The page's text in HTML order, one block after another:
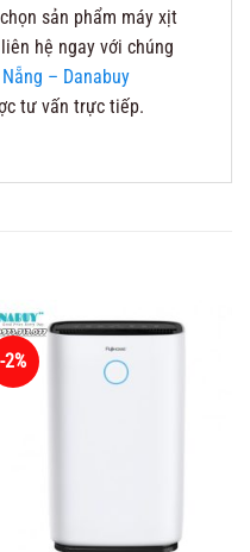
sản phẩm máy xịt
hệ ngay với chúng
– Danabuy
tư vấn trực tiếp.
-2%